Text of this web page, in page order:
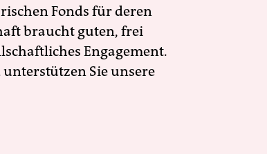
Fonds für deren
braucht guten, frei
Engagement.
Sie unsere